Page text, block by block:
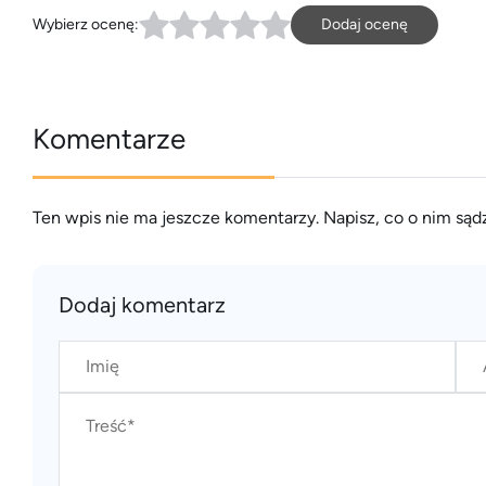
Wybierz ocenę: Dodaj ocenę
Komentarze
Ten wpis nie ma jeszcze komentarzy. Napisz, co o nim
Dodaj komentarz